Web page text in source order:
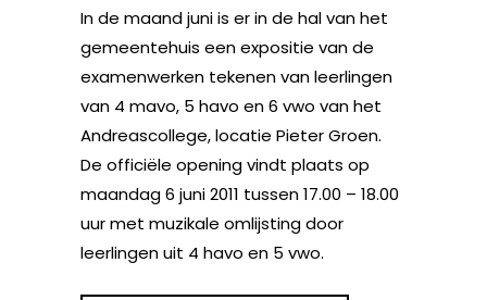
In de maand juni is er in de hal van het
gemeentehuis een expositie van de
examenwerken tekenen van leerlingen
van 4 mavo, 5 havo en 6 vwo van het
Andreascollege, locatie Pieter Groen.
De officiële opening vindt plaats op
maandag 6 juni 2011 tussen 17.00 – 18.00
uur met muzikale omlijsting door
leerlingen uit 4 havo en 5 vwo.